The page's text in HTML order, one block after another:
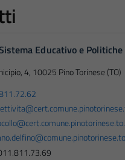
Educativo e Politiche
4, 10025 Pino Torinese (TO)